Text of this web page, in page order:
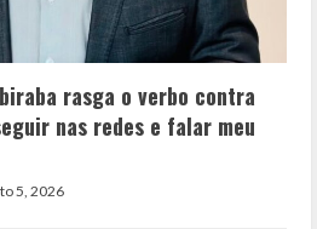
rasga o verbo contra
nas redes e falar meu
5, 2026